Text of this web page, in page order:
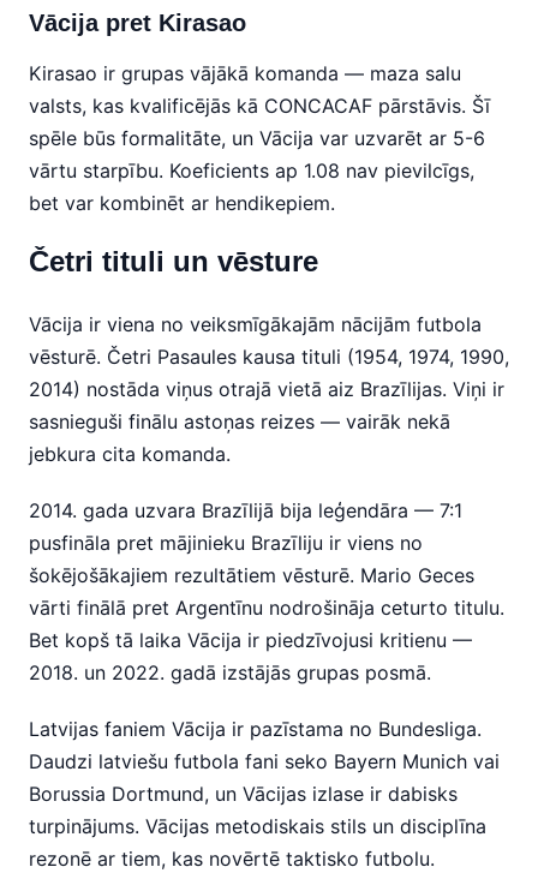
Vācija pret Kirasao
Kirasao ir grupas vājākā komanda — maza salu
valsts, kas kvalificējās kā CONCACAF pārstāvis. Šī
spēle būs formalitāte, un Vācija var uzvarēt ar 5-6
vārtu starpību. Koeficients ap 1.08 nav pievilcīgs,
bet var kombinēt ar hendikepiem.
Četri tituli un vēsture
Vācija ir viena no veiksmīgākajām nācijām futbola
vēsturē. Četri Pasaules kausa tituli (1954, 1974, 1990,
2014) nostāda viņus otrajā vietā aiz Brazīlijas. Viņi ir
sasnieguši finālu astoņas reizes — vairāk nekā
jebkura cita komanda.
2014. gada uzvara Brazīlijā bija leģendāra — 7:1
pusfināla pret mājinieku Brazīliju ir viens no
šokējošākajiem rezultātiem vēsturē. Mario Geces
vārti finālā pret Argentīnu nodrošināja ceturto titulu.
Bet kopš tā laika Vācija ir piedzīvojusi kritienu —
2018. un 2022. gadā izstājās grupas posmā.
Latvijas faniem Vācija ir pazīstama no Bundesliga.
Daudzi latviešu futbola fani seko Bayern Munich vai
Borussia Dortmund, un Vācijas izlase ir dabisks
turpinājums. Vācijas metodiskais stils un disciplīna
rezonē ar tiem, kas novērtē taktisko futbolu.